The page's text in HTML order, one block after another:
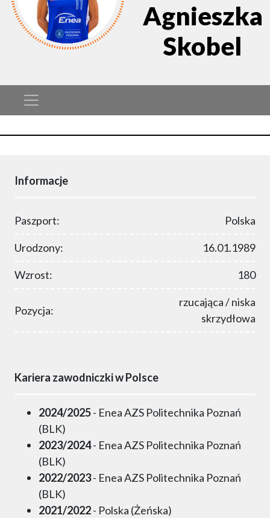
Agnieszka
Skobel
Informacje
Paszport: Polska
Urodzony: 16.01.1989
Wzrost: 180
Pozycja:
rzucająca / niska
skrzydłowa
Kariera zawodniczki w Polsce
2024/2025- Enea AZS Politechnika Poznań
(BLK)
2023/2024- Enea AZS Politechnika Poznań
(BLK)
2022/2023- Enea AZS Politechnika Poznań
(BLK)
2021/2022- Polska (Żeńska)